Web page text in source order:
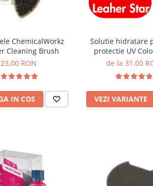
ChemicalWorkz
Cleaning Brush
23,00 RON
IN COS
Solutie hidratare
protectie UV
Leather
de la 31,00
VEZI VARIANTE